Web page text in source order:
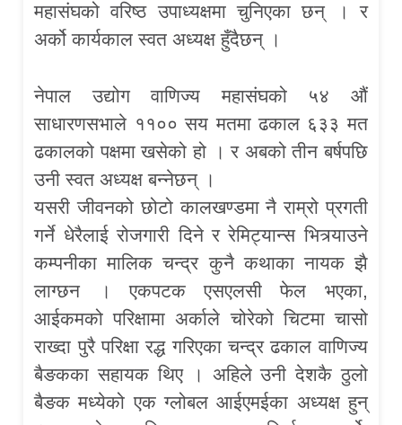
महासंघको वरिष्ठ उपाध्यक्षमा चुनिएका छन् । र
अर्को कार्यकाल स्वत अध्यक्ष हुँदैछन् ।
नेपाल उद्योग वाणिज्य महासंघको ५४ औं
साधारणसभाले ११०० सय मतमा ढकाल ६३३ मत
ढकालको पक्षमा खसेको हो । र अबको तीन बर्षपछि
उनी स्वत अध्यक्ष बन्नेछन् ।
यसरी जीवनको छोटो कालखण्डमा नै राम्रो प्रगती
गर्ने धेरैलाई रोजगारी दिने र रेमिट्यान्स भित्र्याउने
कम्पनीका मालिक चन्द्र कुनै कथाका नायक झै
लाग्छन । एकपटक एसएलसी फेल भएका,
आईकमको परिक्षामा अर्काले चोरेको चिटमा चासो
राख्दा पुरै परिक्षा रद्ध गरिएका चन्द्र ढकाल वाणिज्य
बैङकका सहायक थिए । अहिले उनी देशकै ठुलो
बैङक मध्येको एक ग्लोबल आईएमईका अध्यक्ष हुन्